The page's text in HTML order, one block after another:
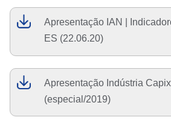
Apresentação IAN |
ES (22.06.20)
Apresentação Indústria
(especial/2019)